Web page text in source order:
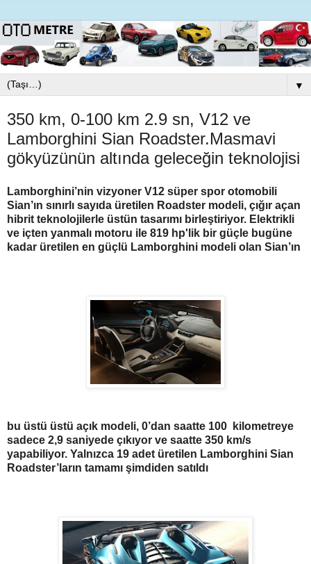
▼
350 km, 0-100 km 2.9 sn, V12 ve
Lamborghini Sian Roadster.Masmavi
gökyüzünün altında geleceğin teknolojisi
Lamborghini’nin vizyoner V12 süper spor otomobili
Sian’ın sınırlı sayıda üretilen Roadster modeli, çığır açan
hibrit teknolojilerle üstün tasarımı birleştiriyor. Elektrikli
ve içten yanmalı motoru ile 819 hp'lik bir güçle bugüne
kadar üretilen en güçlü Lamborghini modeli olan Sian’ın
bu üstü üstü açık modeli, 0’dan saatte 100
kilometreye
sadece 2,9 saniyede çıkıyor ve saatte 350 km/s
yapabiliyor. Yalnızca 19 adet üretilen Lamborghini Sian
Roadster’ların tamamı şimdiden satıldı